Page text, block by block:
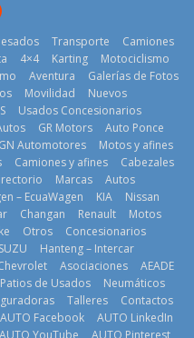
en 8
de
¿Qué puede
pasar con tu
vehículo si
permanece
varios días sin
usar?
3 de agosto de
2026
Transporte
Camiones
4×4 Karting
Motociclismo
Aventura
Galerías de Fotos
Movilidad
Nuevos
Usados Concesionarios
GR Motors
Auto Ponce
GN Automotores
Motos y afines
Camiones y afines
Cabezales
Marcas
Autos
– EcuaWagen KIA
Nissan
Changan Renault
Motos
Otros
Concesionarios
Hanteng – Intercar
Asociaciones
AEADE
Patios de Usados
Neumáticos
Talleres
Contactos
AUTO Facebook
AUTO LinkedIn